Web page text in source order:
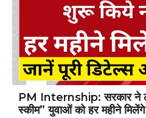
PM Internship: सरकार ने
स्कीम” युवाओं को हर महीने